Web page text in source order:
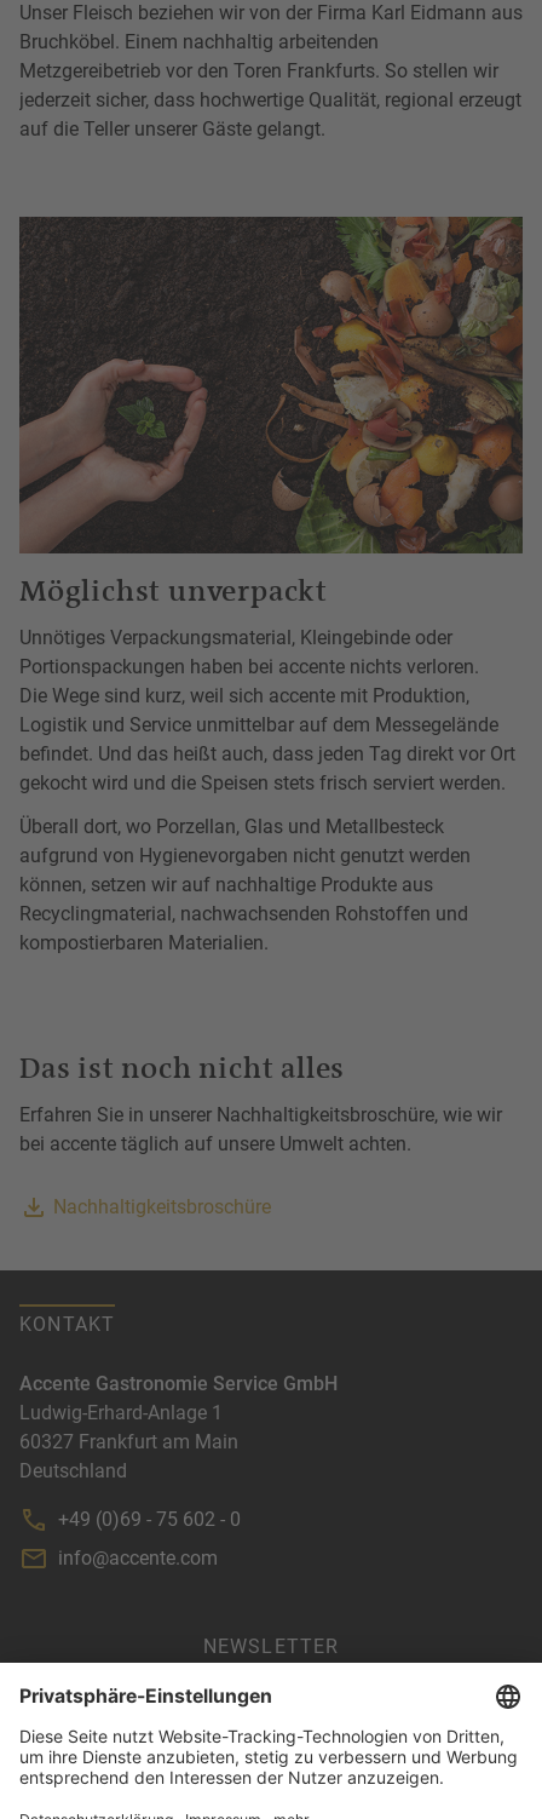
Unser Fleisch beziehen wir von der Firma Karl Eidmann aus
Bruchköbel. Einem nachhaltig arbeitenden
Metzgereibetrieb vor den Toren Frankfurts. So stellen wir
jederzeit sicher, dass hochwertige Qualität, regional erzeugt
auf die Teller unserer Gäste gelangt.
Möglichst unverpackt
Unnötiges Verpackungsmaterial, Kleingebinde oder
Portionspackungen haben bei accente nichts verloren.
Die Wege sind kurz, weil sich accente mit Produktion,
Logistik und Service unmittelbar auf dem Messegelände
befindet. Und das heißt auch, dass jeden Tag direkt vor Ort
gekocht wird und die Speisen stets frisch serviert werden.
Überall dort, wo Porzellan, Glas und Metallbesteck
aufgrund von Hygienevorgaben nicht genutzt werden
können, setzen wir auf nachhaltige Produkte aus
Recyclingmaterial, nachwachsenden Rohstoffen und
kompostierbaren Materialien.
Das ist noch nicht alles
Erfahren Sie in unserer Nachhaltigkeitsbroschüre, wie wir
bei accente täglich auf unsere Umwelt achten.
Nachhaltigkeitsbroschüre
NEWSLETTER
AGB
IMPRESSUM
KONTAKT
Accente Gastronomie Service GmbH
Ludwig-Erhard-Anlage 1
60327 Frankfurt am Main
Deutschland
+49 (0)69 - 75 602 - 0
info@accente.com